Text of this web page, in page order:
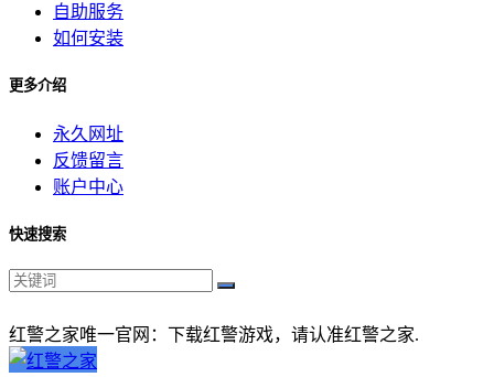
自助服务
如何安装
更多介绍
永久网址
反馈留言
账户中心
快速搜索
红警之家唯一官网：下载红警游戏，请认准红警之家.